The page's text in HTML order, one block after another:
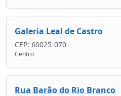
Galeria Leal de Castro
CEP: 60025-070
Centro
Rua Barão do Rio Branco